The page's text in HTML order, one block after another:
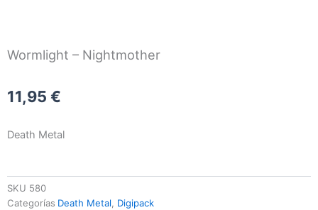
Wormlight – Nightmother
11,95 €
Death Metal
SKU 580
Categorías Death Metal, Digipack